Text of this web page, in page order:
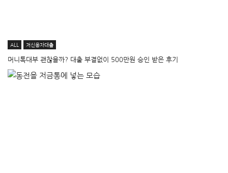
ALL 저신용자대출
머니톡대부 괜찮을까? 대출 부결없이 500만원 승인 받은 후기